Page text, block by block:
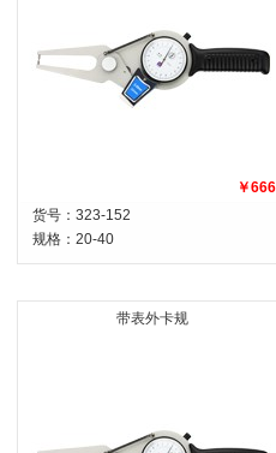
￥666
货号：323-152
规格： 20-40
带表外卡规